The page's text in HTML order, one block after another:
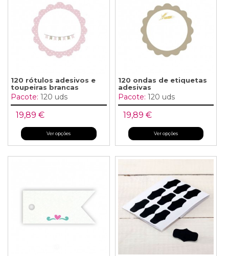
120 rótulos adesivos e
toupeiras brancas
Pacote: 120 uds
19,89 €
Ver opções
120 ondas de etiquetas
adesivas
Pacote: 120 uds
19,89 €
Ver opções